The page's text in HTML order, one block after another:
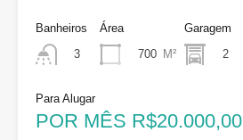
Banheiros
3
Área
700 M²
Garagem
2
Para Alugar
POR MÊS R$20.000,00